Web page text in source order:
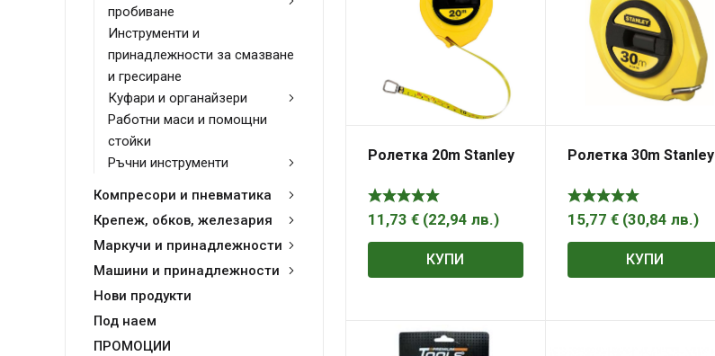
пробиване
Инструменти и
принадлежности за смазване
и гресиране
Куфари и органайзери
Работни маси и помощни
стойки
Ръчни инструменти
Компресори и пневматика
Крепеж, обков, железария
Маркучи и принадлежности
Машини и принадлежности
Нови продукти
Под наем
ПРОМОЦИИ
Ролетка 20m Stanley
11,73 € (22,94 лв.)
КУПИ
Ролетка 30m Stanley
15,77 € (30,84 лв.)
КУПИ